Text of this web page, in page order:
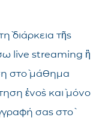
διάρκεια τῆς
live streaming ἢ
στὸ μάθημα
ἑνὸς καὶ μόνο
σας στὸ